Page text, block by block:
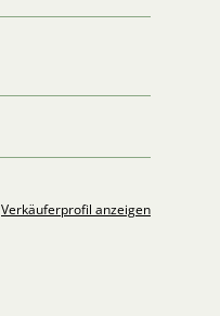
Verkäuferprofil anzeigen